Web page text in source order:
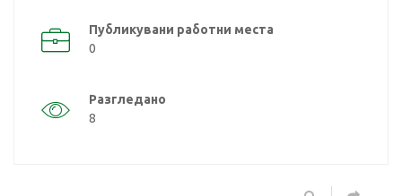
Публикувани работни места
0
Разгледано
8